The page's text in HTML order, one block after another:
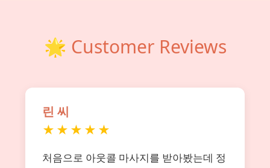
🌟 Customer Reviews
린 씨
★★★★★
처음으로 아웃콜 마사지를 받아봤는데 정